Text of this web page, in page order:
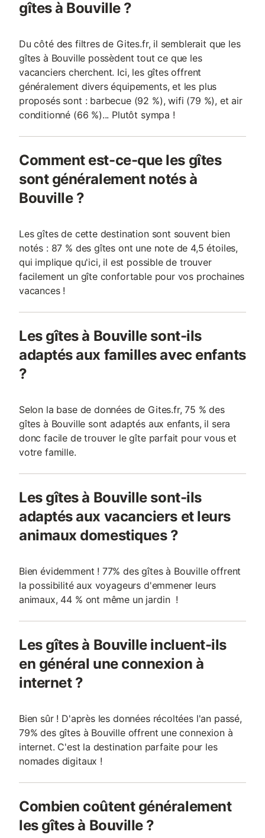
gîtes à Bouville ?
Du côté des filtres de Gites.fr, il semblerait que les
gîtes à Bouville possèdent tout ce que les
vacanciers cherchent. Ici, les gîtes offrent
généralement divers équipements, et les plus
proposés sont : barbecue (92 %), wifi (79 %), et air
conditionné (66 %)... Plutôt sympa !
Comment est-ce-que les gîtes
sont généralement notés à
Bouville ?
Les gîtes de cette destination sont souvent bien
notés : 87 % des gîtes ont une note de 4,5 étoiles,
qui implique qu'ici, il est possible de trouver
facilement un gîte confortable pour vos prochaines
vacances !
Les gîtes à Bouville sont-ils
adaptés aux familles avec enfants
?
Selon la base de données de Gites.fr, 75 % des
gîtes à Bouville sont adaptés aux enfants, il sera
donc facile de trouver le gîte parfait pour vous et
votre famille.
Les gîtes à Bouville sont-ils
adaptés aux vacanciers et leurs
animaux domestiques ?
Bien évidemment ! 77% des gîtes à Bouville offrent
la possibilité aux voyageurs d'emmener leurs
animaux, 44 % ont même un jardin !
Les gîtes à Bouville incluent-ils
en général une connexion à
internet ?
Bien sûr ! D'après les données récoltées l'an passé,
79% des gîtes à Bouville offrent une connexion à
internet. C'est la destination parfaite pour les
nomades digitaux !
Combien coûtent généralement
les gîtes à Bouville ?